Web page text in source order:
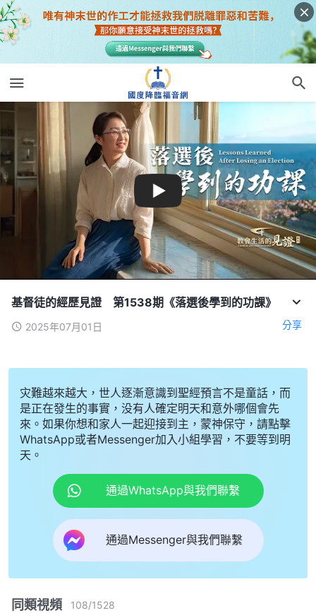
基督徒的經歷見證 第1538期《落選後學到的功課》
2025年07月01日 分享
灾難越來越大，世人逐漸意識到聖經預言不是童話，而
是正在發生的事實，没有人確定明天和意外哪個會先
來。如果你想和家人一起迎接到主，蒙神保守，請點擊
WhatsApp或者Messenger加入小組學習，不要等到明
天。
通過WhatsApp與我們聯繫
通過Messenger與我們聯繫
同類視頻 108/1528